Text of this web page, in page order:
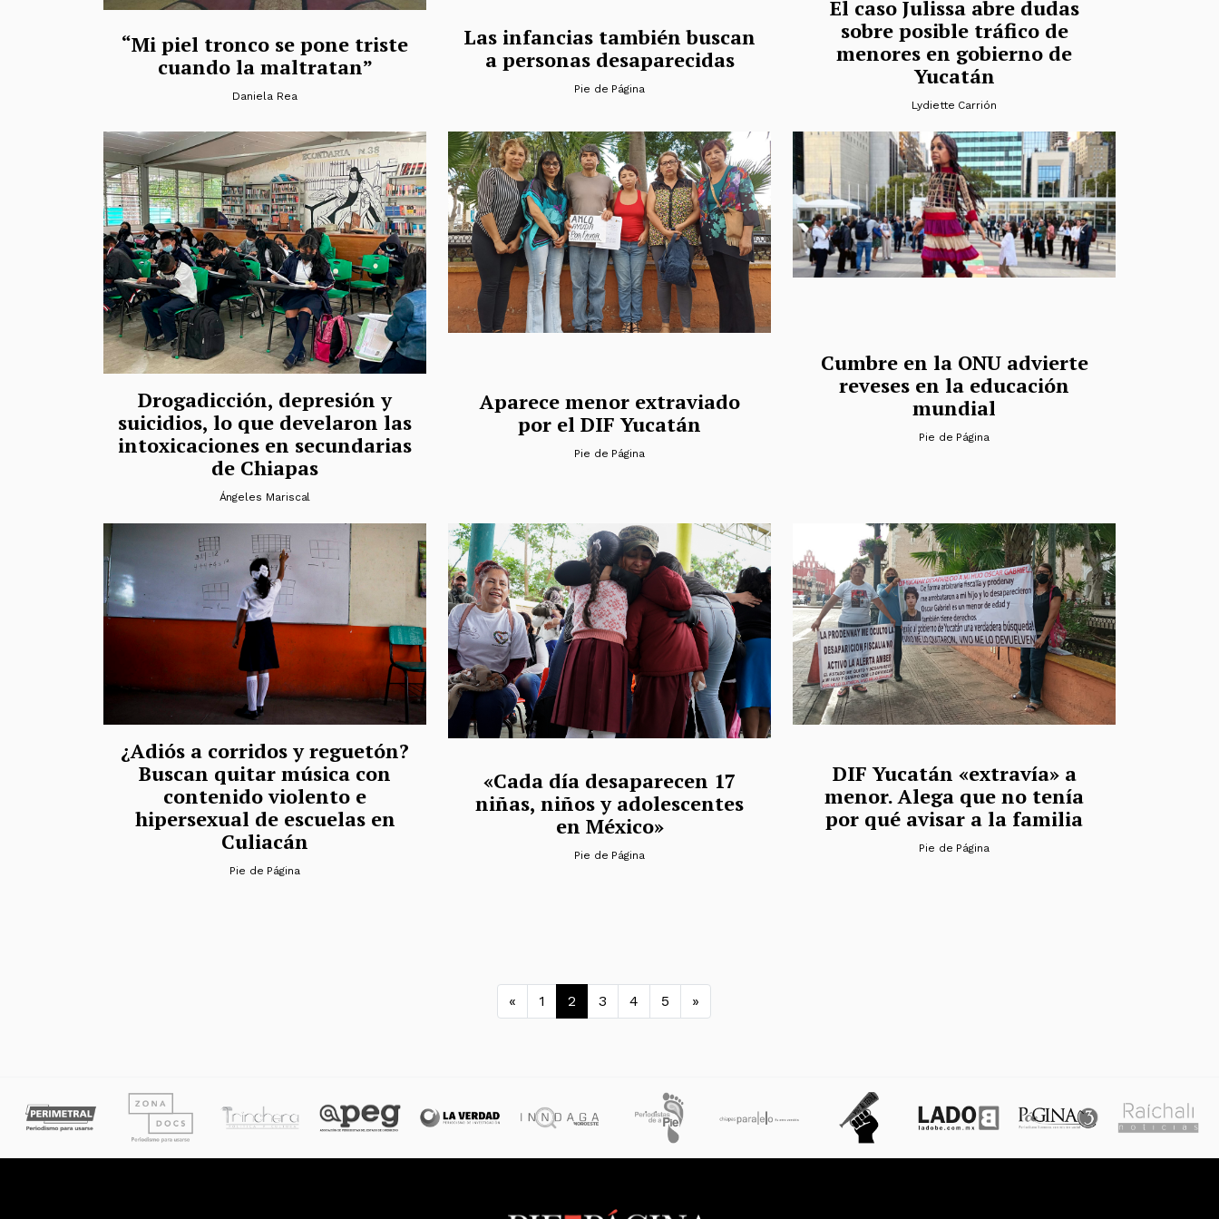
“Mi piel tronco se pone triste
cuando la maltratan”
Daniela Rea
Las infancias también buscan
a personas desaparecidas
Pie de Página
El caso Julissa abre dudas
sobre posible tráfico de
menores en gobierno de
Yucatán
Lydiette Carrión
Drogadicción, depresión y
suicidios, lo que develaron las
intoxicaciones en secundarias
de Chiapas
Ángeles Mariscal
Aparece menor extraviado
por el DIF Yucatán
Pie de Página
Cumbre en la ONU advierte
reveses en la educación
mundial
Pie de Página
¿Adiós a corridos y reguetón?
Buscan quitar música con
contenido violento e
hipersexual de escuelas en
Culiacán
Pie de Página
«Cada día desaparecen 17
niñas, niños y adolescentes
en México»
Pie de Página
DIF Yucatán «extravía» a
menor. Alega que no tenía
por qué avisar a la familia
Pie de Página
Navegación de entradas
« 1 2 3 4 5 »